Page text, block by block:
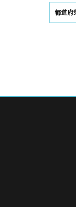
都道府